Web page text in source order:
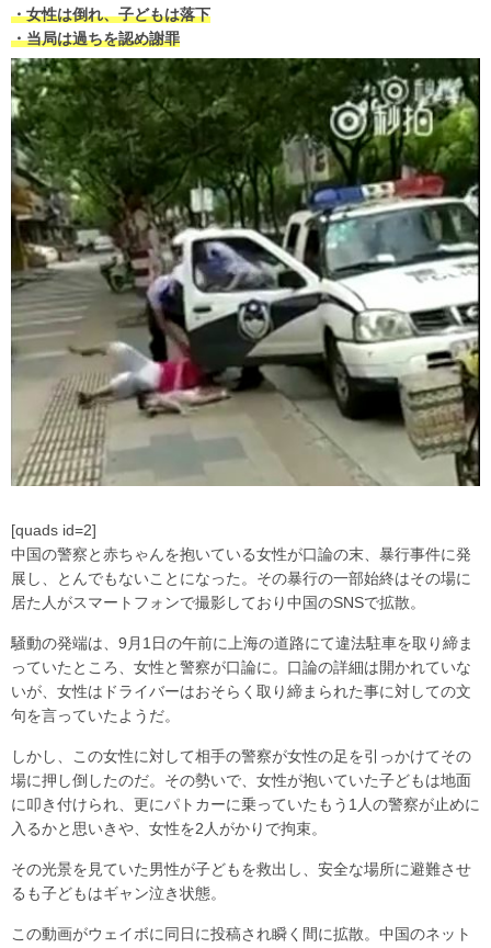
・女性は倒れ、子どもは落下
・当局は過ちを認め謝罪
[quads id=2]
中国の警察と赤ちゃんを抱いている女性が口論の末、暴行事件に発
展し、とんでもないことになった。その暴行の一部始終はその場に
居た人がスマートフォンで撮影しており中国のSNSで拡散。
騒動の発端は、9月1日の午前に上海の道路にて違法駐車を取り締ま
っていたところ、女性と警察が口論に。口論の詳細は開かれていな
いが、女性はドライバーはおそらく取り締まられた事に対しての文
句を言っていたようだ。
しかし、この女性に対して相手の警察が女性の足を引っかけてその
場に押し倒したのだ。その勢いで、女性が抱いていた子どもは地面
に叩き付けられ、更にパトカーに乗っていたもう1人の警察が止めに
入るかと思いきや、女性を2人がかりで拘束。
その光景を見ていた男性が子どもを救出し、安全な場所に避難させ
るも子どもはギャン泣き状態。
この動画がウェイボに同日に投稿され瞬く間に拡散。中国のネット